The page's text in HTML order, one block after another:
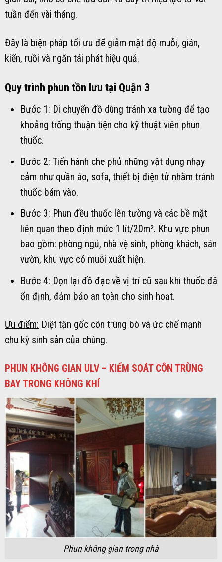
tuần đến vài tháng.
Đây là biện pháp tối ưu để giảm mật độ muỗi, gián,
kiến, ruồi và ngăn tái phát hiệu quả.
Quy trình phun tồn lưu tại Quận 3
Bước 1: Di chuyển đồ dùng tránh xa tường để tạo
khoảng trống thuận tiện cho kỹ thuật viên phun
thuốc.
Bước 2: Tiến hành che phủ những vật dụng nhạy
cảm như quần áo, sofa, thiết bị điện tử nhằm tránh
thuốc bám vào.
Bước 3: Phun đều thuốc lên tường và các bề mặt
liên quan theo định mức 1 lít/20m². Khu vực phun
bao gồm: phòng ngủ, nhà vệ sinh, phòng khách, sân
vườn, khu vực có muỗi xuất hiện.
Bước 4: Dọn lại đồ đạc về vị trí cũ sau khi thuốc đã
ổn định, đảm bảo an toàn cho sinh hoạt.
Ưu điểm: Diệt tận gốc côn trùng bò và ức chế mạnh
chu kỳ sinh sản của chúng.
PHUN KHÔNG GIAN ULV – KIỂM SOÁT CÔN TRÙNG
BAY TRONG KHÔNG KHÍ
Phun không gian trong nhà